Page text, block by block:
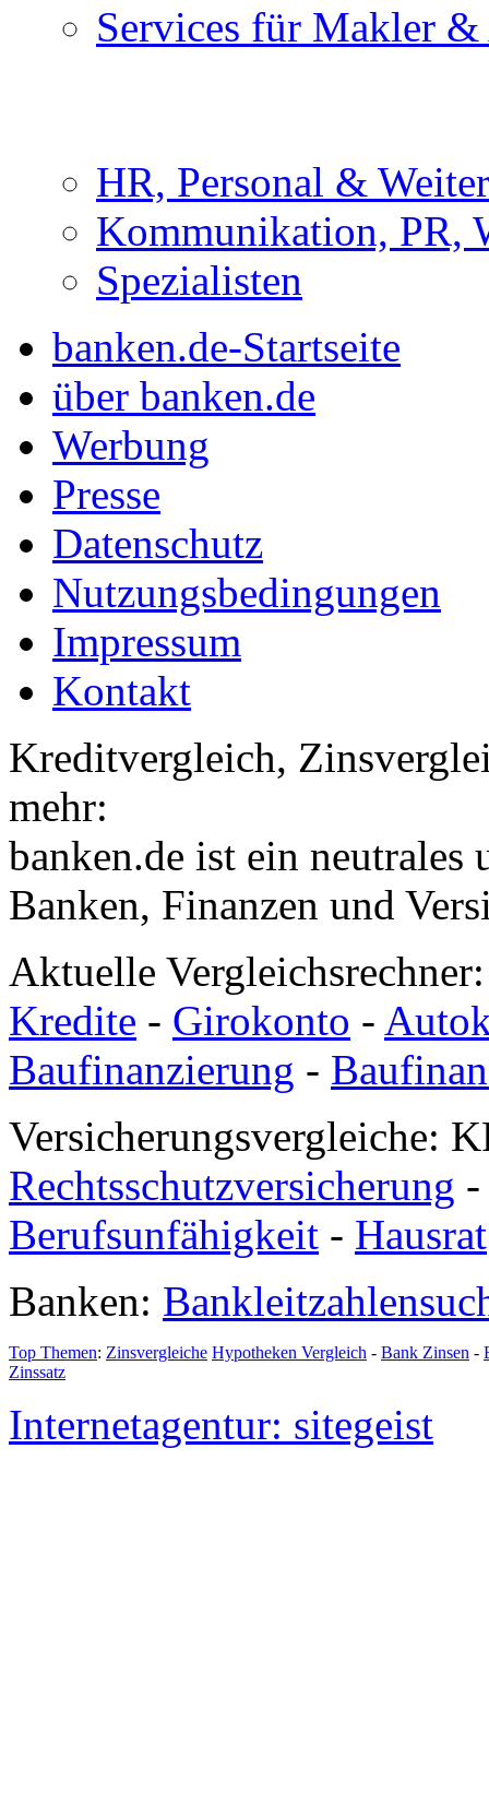
Services für Makler &
HR, Personal &
Kommunikation, PR,
Spezialisten
banken.de-Startseite
über banken.de
Werbung
Presse
Datenschutz
Nutzungsbedingungen
Impressum
Kontakt
Kreditvergleich,
mehr:
banken.de ist ein neutrales
Banken, Finanzen und
Aktuelle
Kredite - Girokonto -
Baufinanzierung -
Versicherungsvergleiche:
Rechtsschutzversicherung
Berufsunfähigkeit - Hausrat
Banken:
Top Themen: Zinsvergleiche Hypotheken Vergleich - Bank Zinsen -
Zinssatz
Internetagentur: sitegeist